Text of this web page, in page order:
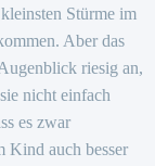
Stürme im
Aber das
riesig an,
nicht einfach
es zwar
Kind auch besser